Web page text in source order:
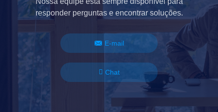
responder perguntas e encontrar soluções.
E-mail
Chat